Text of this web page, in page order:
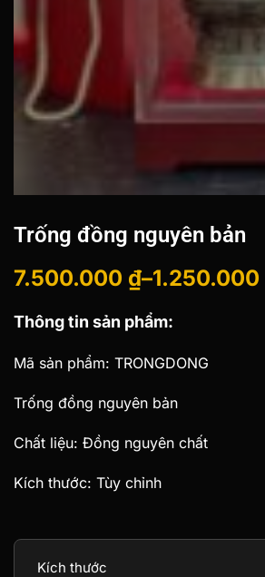
Trống đồng nguyên bản
1.250.000
–
7.500.000 ₫
Khoảng
giá:
từ
1.250.000 ₫
7.500.000 ₫
Thông tin sản phẩm:
Mã sản phẩm: TRONGDONG
Trống đồng nguyên bản
Chất liệu: Đồng nguyên chất
Kích thước: Tùy chỉnh
Kích thước